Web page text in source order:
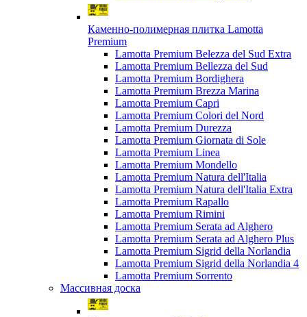
Каменно-полимерная плитка Lamotta
Premium
Lamotta Premium Belezza del Sud Extra
Lamotta Premium Bellezza del Sud
Lamotta Premium Bordighera
Lamotta Premium Brezza Marina
Lamotta Premium Capri
Lamotta Premium Colori del Nord
Lamotta Premium Durezza
Lamotta Premium Giornata di Sole
Lamotta Premium Linea
Lamotta Premium Mondello
Lamotta Premium Natura dell'Italia
Lamotta Premium Natura dell'Italia Extra
Lamotta Premium Rapallo
Lamotta Premium Rimini
Lamotta Premium Serata ad Alghero
Lamotta Premium Serata ad Alghero Plus
Lamotta Premium Sigrid della Norlandia
Lamotta Premium Sigrid della Norlandia 4
Lamotta Premium Sorrento
Массивная доска